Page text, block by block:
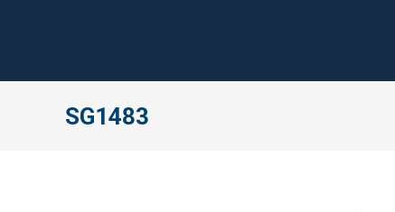
SG1483